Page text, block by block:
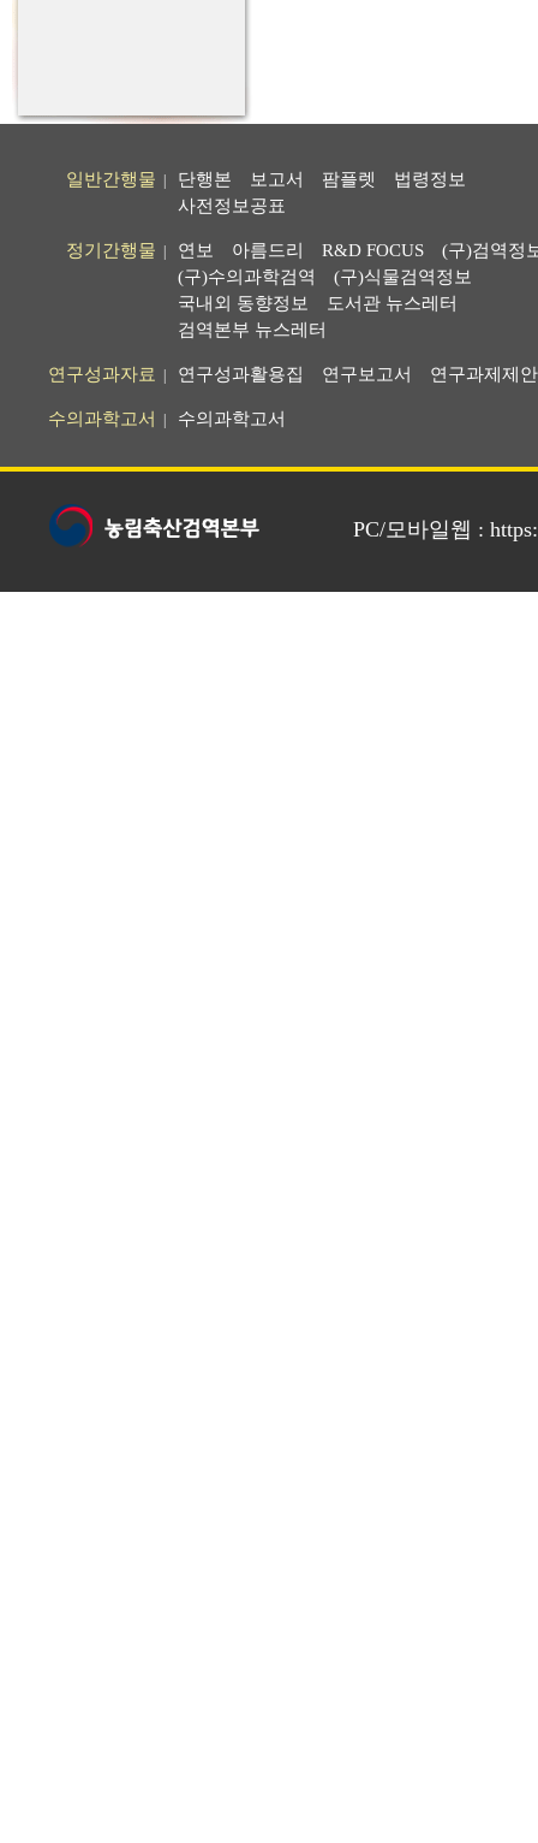
일반간행물 단행본 보고서 팜플렛
법령정보
사전정보공표
정기간행물 연보 아름드리 R&D FOCUS
(구)검역정
(구)수의과학검역
(구)식물검역정보
국내외 동향정보
도서관 뉴스레터
검역본부 뉴스레터
연구성과자료 연구성과활용집 연구보고서 연구과제제
수의과학고서 수의과학고서
PC/모바일웹 :